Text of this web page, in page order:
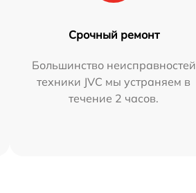
Срочный ремонт
Большинство неисправностей
техники JVC мы устраняем в
течение 2 часов.